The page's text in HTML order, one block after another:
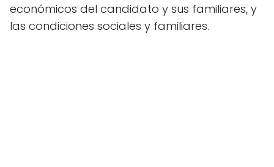
económicos del candidato y sus familiares, y
las condiciones sociales y familiares.